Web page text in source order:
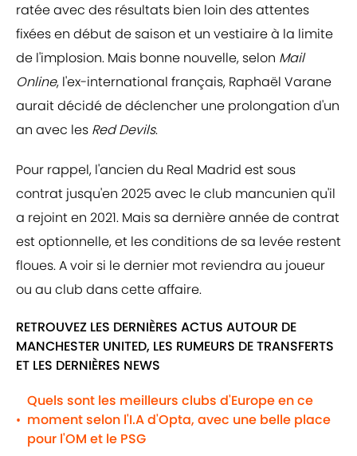
ratée avec des résultats bien loin des attentes
fixées en début de saison et un vestiaire à la limite
de l'implosion. Mais bonne nouvelle, selon Mail
Online, l'ex-international français, Raphaël Varane
aurait décidé de déclencher une prolongation d'un
an avec les Red Devils.
Pour rappel, l'ancien du Real Madrid est sous
contrat jusqu'en 2025 avec le club mancunien qu'il
a rejoint en 2021. Mais sa dernière année de contrat
est optionnelle, et les conditions de sa levée restent
floues. A voir si le dernier mot reviendra au joueur
ou au club dans cette affaire.
RETROUVEZ LES DERNIÈRES ACTUS AUTOUR DE
MANCHESTER UNITED, LES RUMEURS DE TRANSFERTS
ET LES DERNIÈRES NEWS
•
Quels sont les meilleurs clubs d'Europe en ce
moment selon l'I.A d'Opta, avec une belle place
pour l'OM et le PSG